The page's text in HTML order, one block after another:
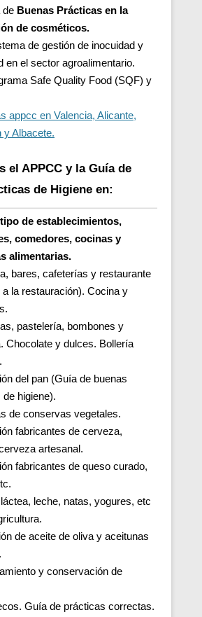
de Buenas Prácticas en la
de cosméticos.
de gestión de inocuidad y
en el sector agroalimentario.
Safe Quality Food (SQF) y
appcc en Valencia, Alicante,
y Albacete.
el APPCC y la Guía de
de Higiene en:
de establecimientos,
comedores, cocinas y
alimentarias.
bares, cafeterías y restaurante
a la restauración). Cocina y
pastelería, bombones y
Chocolate y dulces. Bollería
del pan (Guía de buenas
higiene).
de conservas vegetales.
fabricantes de cerveza,
artesanal.
fabricantes de queso curado,
leche, natas, yogures, etc
de aceite de oliva y aceitunas
y conservación de
Guía de prácticas correctas.